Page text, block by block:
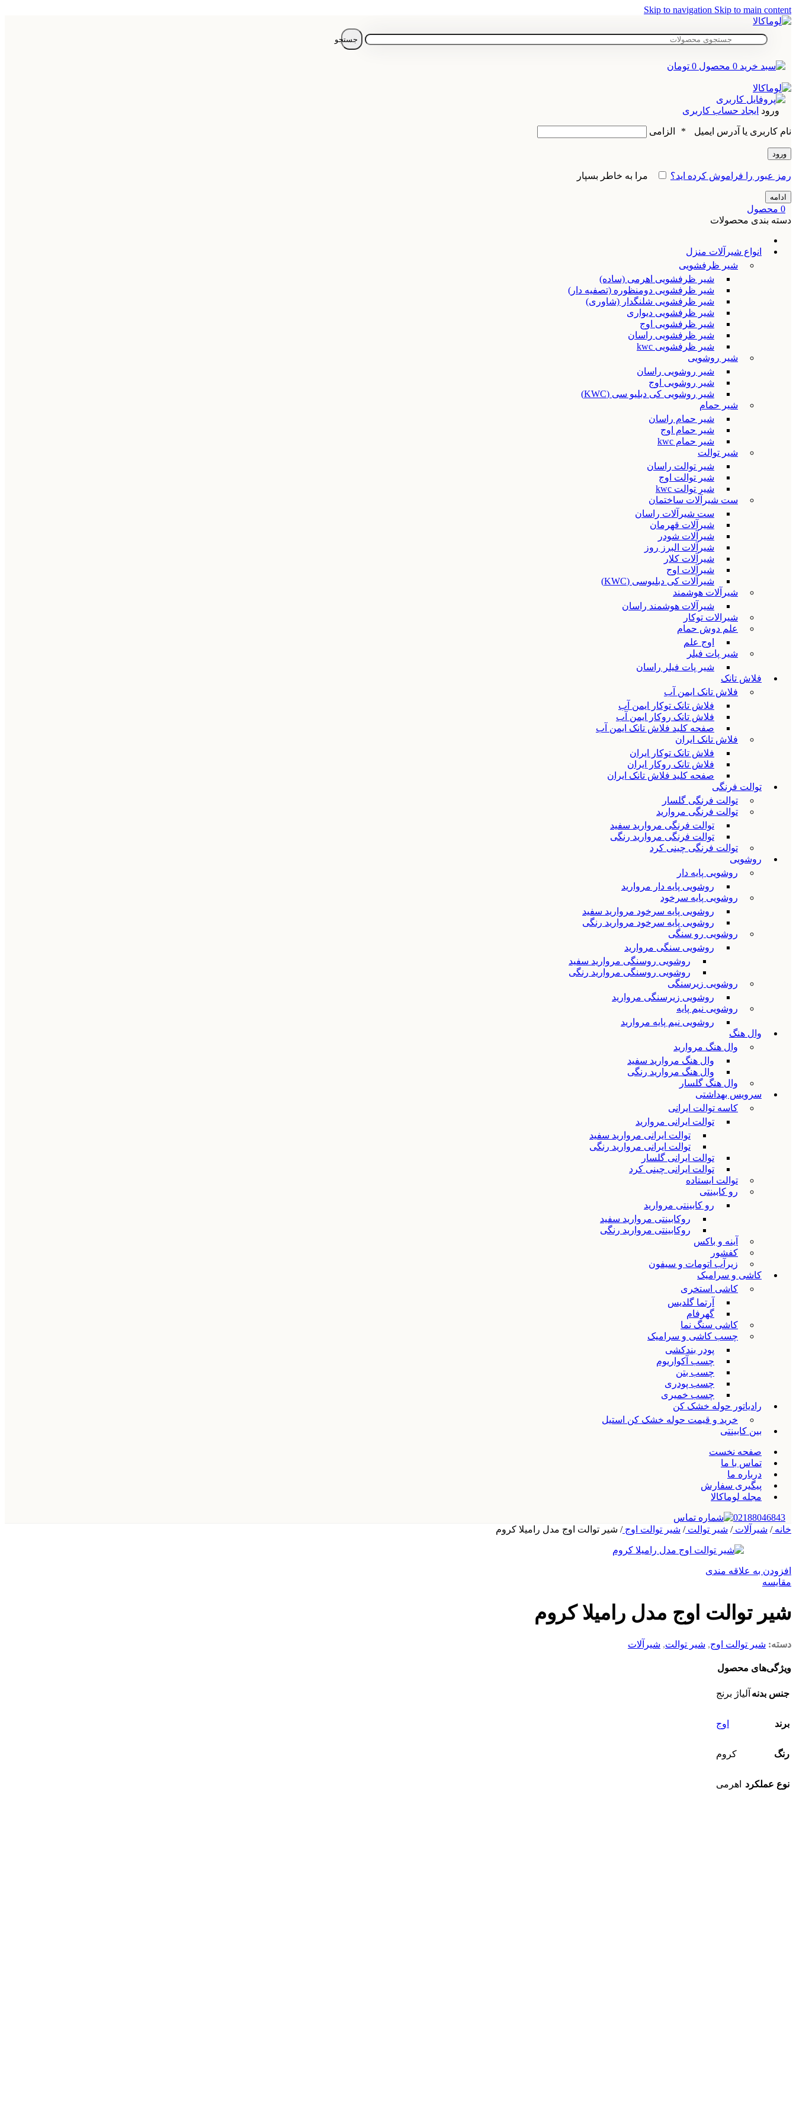
Skip to navigation Skip to main content
جستجو
0 محصول 0 تومان
ورود ایجاد حساب کاربری
نام کاربری یا آدرس ایمیل * الزامی
ورود
رمز عبور را فراموش کرده اید؟ مرا به خاطر بسپار
ادامه
0 محصول
دسته بندی محصولات
انواع شیرآلات منزل
شیر ظرفشویی
شیر ظرفشویی اهرمی (ساده)
شیر ظرفشویی دومنظوره (تصفیه دار)
شیر ظرفشویی شلنگدار (شاوری)
شیر ظرفشویی دیواری
شیر ظرفشویی اوج
شیر ظرفشویی راسان
شیر ظرفشویی kwc
شیر روشویی
شیر روشویی راسان
شیر روشویی اوج
شیر روشویی کی دبلیو سی (KWC)
شیر حمام
شیر حمام راسان
شیر حمام اوج
شیر حمام kwc
شیر توالت
شیر توالت راسان
شیر توالت اوج
شیر توالت kwc
ست شیرآلات ساختمان
ست شیرآلات راسان
شیرآلات قهرمان
شیرآلات شودر
شیرآلات البرز روز
شیرآلات کلار
شیرآلات اوج
شیرآلات کی دبلیوسی (KWC)
شیرآلات هوشمند
شیرآلات هوشمند راسان
شیرالات توکار
علم دوش حمام
اوج علم
شیر پات فیلر
شیر پات فیلر راسان
فلاش تانک
فلاش تانک ایمن آب
فلاش تانک توکار ایمن آب
فلاش تانک روکار ایمن آب
صفحه کلید فلاش تانک ایمن آب
فلاش تانک ایران
فلاش تانک توکار ایران
فلاش تانک روکار ایران
صفحه کلید فلاش تانک ایران
توالت فرنگی
توالت فرنگی گلسار
توالت فرنگی مروارید
توالت فرنگی مروارید سفید
توالت فرنگی مروارید رنگی
توالت فرنگی چینی کرد
روشویی
روشویی پایه دار
روشویی پایه دار مروارید
روشویی پایه سرخود
روشویی پایه سرخود مروارید سفید
روشویی پایه سرخود مروارید رنگی
روشویی رو سنگی
روشویی سنگی مروارید
روشویی روسنگی مروارید سفید
روشویی روسنگی مروارید رنگی
روشویی زیرسنگی
روشویی زیرسنگی مروارید
روشویی نیم پایه
روشویی نیم پایه مروارید
وال هنگ
وال هنگ مروارید
وال هنگ مروارید سفید
وال هنگ مروارید رنگی
وال هنگ گلسار
سرویس بهداشتی
کاسه توالت ایرانی
توالت ایرانی مروارید
توالت ایرانی مروارید سفید
توالت ایرانی مروارید رنگی
توالت ایرانی گلسار
توالت ایرانی چینی کرد
توالت ایستاده
رو کابینتی
رو کابینتی مروارید
روکابینتی مروارید سفید
روکابینتی مروارید رنگی
آینه و باکس
کفشور
زیرآب اتومات و سیفون
کاشی و سرامیک
کاشی استخری
آرتما گلدیس
گهرفام
کاشی سنگ نما
چسب کاشی و سرامیک
پودر بندکشی
چسب آکواریوم
چسب بتن
چسب پودری
چسب خمیری
رادیاتور حوله خشک کن
خرید و قیمت حوله خشک کن استیل
بین کابینتی
صفحه نخست
تماس با ما
درباره ما
پیگیری سفارش
مجله لوماکالا
02188046843
خانه/ شیرآلات/ شیر توالت/ شیر توالت اوج/ شیر توالت اوج مدل رامیلا کروم
افزودن به علاقه مندی
مقایسه
شیر توالت اوج مدل رامیلا کروم
دسته: شیر توالت اوج, شیر توالت, شیرآلات
ویژگی‌های محصول
جنس بدنه آلیاژ برنج
برند اوج
رنگ کروم
نوع عملکرد اهرمی